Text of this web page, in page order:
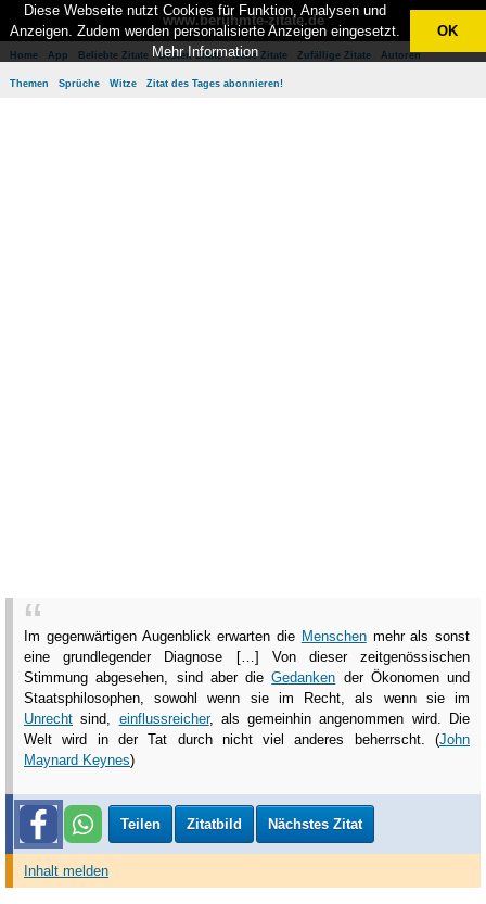
www.berühmte-zitate.de
Home App Beliebte Zitate Besten Zitate Neue Zitate Zufällige Zitate Autoren
Themen Sprüche Witze Zitat des Tages abonnieren!
Im gegenwärtigen Augenblick erwarten die Menschenmehr als sonst
eine grundlegender Diagnose […] Von dieser zeitgenössischen
Stimmung abgesehen, sind aber dieGedanken der Ökonomen und
Staatsphilosophen, sowohl wenn sie im Recht, als wenn sie im
Unrecht sind, einflussreicher, als gemeinhin angenommen wird. Die
Welt wird in der Tat durch nicht viel anderes beherrscht. (John
Maynard Keynes)
Teilen Zitatbild Nächstes Zitat
Inhalt melden
Diese Webseite nutzt Cookies für Funktion, Analysen und
Anzeigen. Zudem werden personalisierte Anzeigen eingesetzt.
Mehr Information
OK